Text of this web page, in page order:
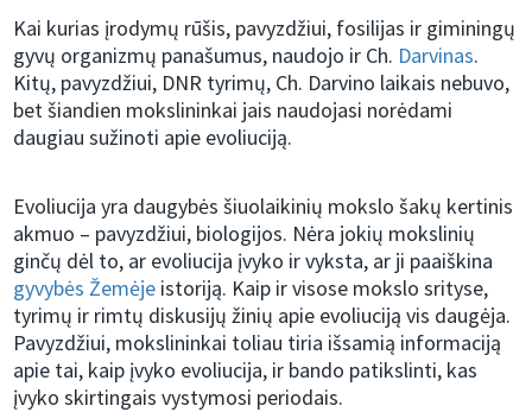
Kai kurias įrodymų rūšis, pavyzdžiui, fosilijas ir giminingų
gyvų organizmų panašumus, naudojo ir Ch. Darvinas.
Kitų, pavyzdžiui, DNR tyrimų, Ch. Darvino laikais nebuvo,
bet šiandien mokslininkai jais naudojasi norėdami
daugiau sužinoti apie evoliuciją.
Evoliucija yra daugybės šiuolaikinių mokslo šakų kertinis
akmuo – pavyzdžiui, biologijos. Nėra jokių mokslinių
ginčų dėl to, ar evoliucija įvyko ir vyksta, ar ji paaiškina
gyvybės Žemėje istoriją. Kaip ir visose mokslo srityse,
tyrimų ir rimtų diskusijų žinių apie evoliuciją vis daugėja.
Pavyzdžiui, mokslininkai toliau tiria išsamią informaciją
apie tai, kaip įvyko evoliucija, ir bando patikslinti, kas
įvyko skirtingais vystymosi periodais.